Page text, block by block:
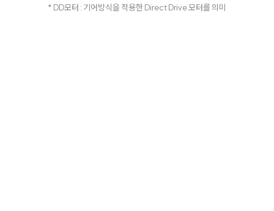
* DD모터 : 기어방식을 적용한 Direct Drive 모터를 의미